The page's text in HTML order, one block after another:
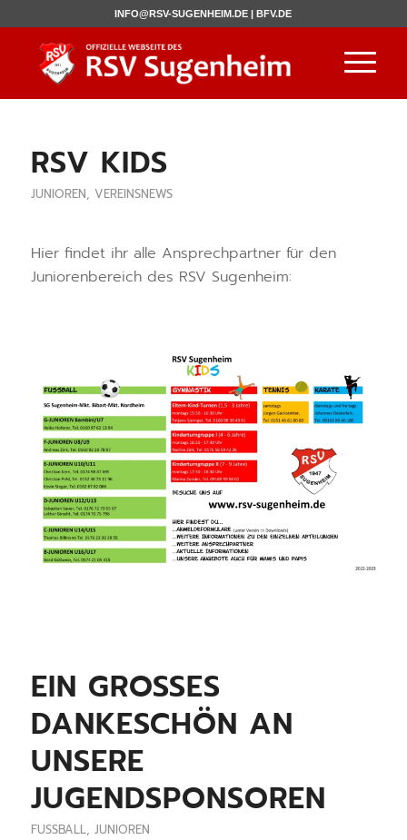
INFO@RSV-SUGENHEIM.DE |BFV.DE
RSV KIDS
JUNIOREN, VEREINSNEWS
Hier findet ihr alle Ansprechpartner für den
Juniorenbereich des RSV Sugenheim:
EIN GROSSES D
ANKESCHÖN AN U
NSERE J
UGENDSPONSOREN
FUSSBALL, JUNIOREN